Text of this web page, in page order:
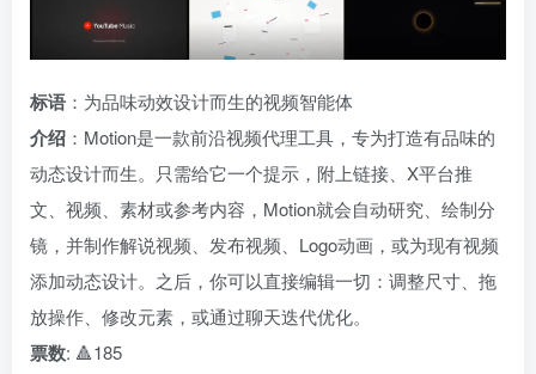
标语 ：为品味动效设计而生的视频智能体
介绍 ：Motion是一款前沿视频代理工具，专为打造有品味的
动态设计而生。只需给它一个提示，附上链接、X平台推
文、视频、素材或参考内容，Motion就会自动研究、绘制分
镜，并制作解说视频、发布视频、Logo动画，或为现有视频
添加动态设计。之后，你可以直接编辑一切：调整尺寸、拖
放操作、修改元素，或通过聊天迭代优化。
票数: 🔺185